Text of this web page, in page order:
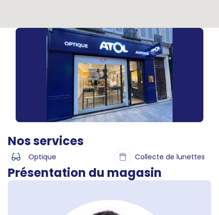
Nos services
Optique Collecte de lunettes
Présentation du magasin